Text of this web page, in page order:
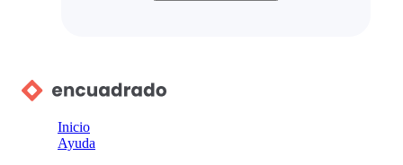
Inicio
Ayuda